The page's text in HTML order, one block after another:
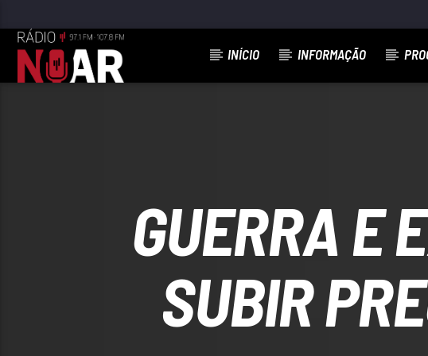
INÍCIO INFORMAÇÃO
GUERRA E
SUBIR